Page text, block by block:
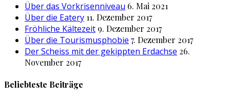
Über das Vorkrisenniveau 6. Mai 2021
Über die Eatery 11. Dezember 2017
Fröhliche Kältezeit 9. Dezember 2017
Über die Tourismusphobie 7. Dezember 2017
Der Scheiss mit der gekippten Erdachse 26.
November 2017
Beliebteste Beiträge